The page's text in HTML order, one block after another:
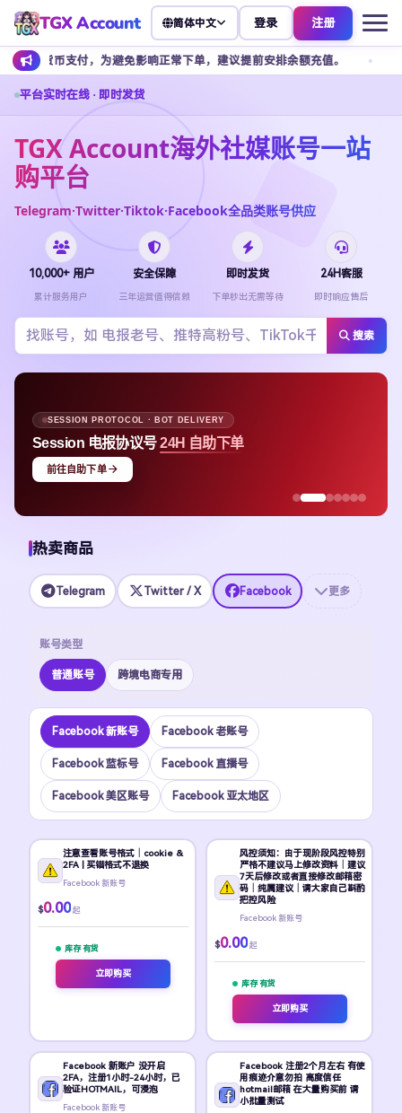
TGX Account 简体中文 登录 注册
避免影响正常下单，建议提前安排余额充值。 客服不接受任何
平台实时在线 · 即时发货
TGX Account海外社媒账号一站
购平台
Telegram·Twitter·Tiktok·Facebook全品类账号供应
10,000+ 用户
累计服务用户
安全保障
三年运营值得信赖
即时发货
下单秒出无需等待
24H客服
即时响应售后
搜索
APPLE ID · MULTI-REGION STOCK
Apple ID 均价 $1.48 即可上号
热卖商品
Telegram Twitter / X Facebook 更多
账号类型
普通账号 跨境电商专用
Facebook 新账号 Facebook 老账号
Facebook 蓝标号 Facebook 直播号
Facebook 美区账号 Facebook 亚太地区
注意查看账号格式｜cookie &
2FA | 买错格式不退换
Facebook 新账号
$0.00 起
库存 有货
立即购买
风控须知：由于现阶段风控特别
严格不建议马上修改资料｜建议
7天后修改或者直接修改邮箱密
码｜纯属建议｜请大家自己斟酌
把控风险
Facebook 新账号
$0.00 起
库存 有货
立即购买
Facebook 新账户 没开启
2FA，注册1小时-24小时，已
验证HOTMAIL，可浸泡
Facebook 新账号
Facebook 注册2个月左右 有使
用痕迹介意勿拍 高度信任
hotmail邮箱 在大量购买前 请
小批量测试